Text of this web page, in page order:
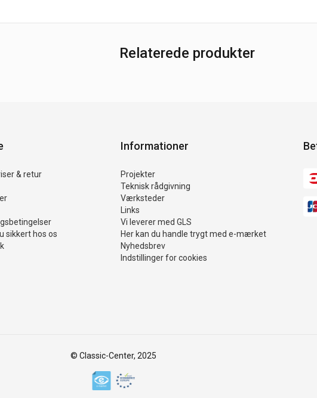
Relaterede produkter
& retur
sikkert hos os
Informationer
Projekter
Teknisk rådgivning
Værksteder
Links
Vi leverer med GLS
Her kan du handle trygt med e-mærket
Nyhedsbrev
Indstillinger for cookies
© Classic-Center, 2025